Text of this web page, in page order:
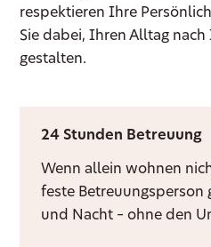
respektieren Ihre
Sie dabei, Ihren Alltag
gestalten.
24 Stunden Betreuung
Wenn allein wohnen
feste Betreuungsperson
und Nacht – ohne den